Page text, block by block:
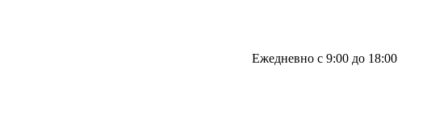
Ежедневно с 9:00 до 18:00